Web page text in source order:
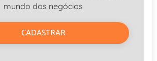
mundo dos negócios
CADASTRAR